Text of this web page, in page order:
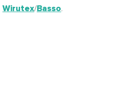
Wirutex/Basso.